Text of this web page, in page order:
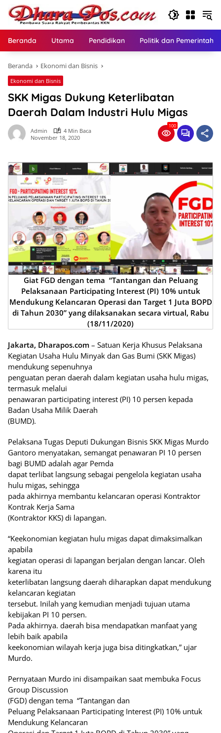
Langsung
konten
Beranda Utama Pendidikan Politik dan
Beranda Ekonomi dan Bisnis
Ekonomi dan Bisnis
SKK Migas Dukung Keterlibatan
Daerah Dalam Industri Hulu Migas
Admin
4 Min Baca
November 18, 2020
100
Giat FGD dengan tema “Tantangan dan Peluang
Pelaksanaan Participating Interest (PI) 10% untuk
Mendukung Kelancaran Operasi dan Target 1 Juta BOPD
di Tahun 2030” yang dilaksanakan secara virtual, Rabu
(18/11/2020)
Jakarta, Dharapos.com – Satuan Kerja Khusus Pelaksana
Kegiatan Usaha Hulu Minyak dan Gas Bumi (SKK Migas)
mendukung sepenuhnya
penguatan peran daerah dalam kegiatan usaha hulu migas,
termasuk melalui
penawaran participating interest (PI) 10 persen kepada
Badan Usaha Milik Daerah
(BUMD).
Pelaksana Tugas Deputi Dukungan Bisnis SKK Migas Murdo
Gantoro menyatakan, semangat penawaran PI 10 persen
bagi BUMD adalah agar Pemda
dapat terlibat langsung sebagai pengelola kegiatan usaha
hulu migas, sehingga
pada akhirnya membantu kelancaran operasi Kontraktor
Kontrak Kerja Sama
(Kontraktor KKS) di lapangan.
“Keekonomian kegiatan hulu migas dapat dimaksimalkan
apabila
kegiatan operasi di lapangan berjalan dengan lancar. Oleh
karena itu
keterlibatan langsung daerah diharapkan dapat mendukung
kelancaran kegiatan
tersebut. Inilah yang kemudian menjadi tujuan utama
kebijakan PI 10 persen.
Pada akhirnya. daerah bisa mendapatkan manfaat yang
lebih baik apabila
keekonomian wilayah kerja juga bisa ditingkatkan,” ujar
Murdo.
Pernyataan Murdo ini disampaikan saat membuka Focus
Group Discussion
(FGD) dengan tema “Tantangan dan
Peluang Pelaksanaan Participating Interest (PI) 10% untuk
Mendukung Kelancaran